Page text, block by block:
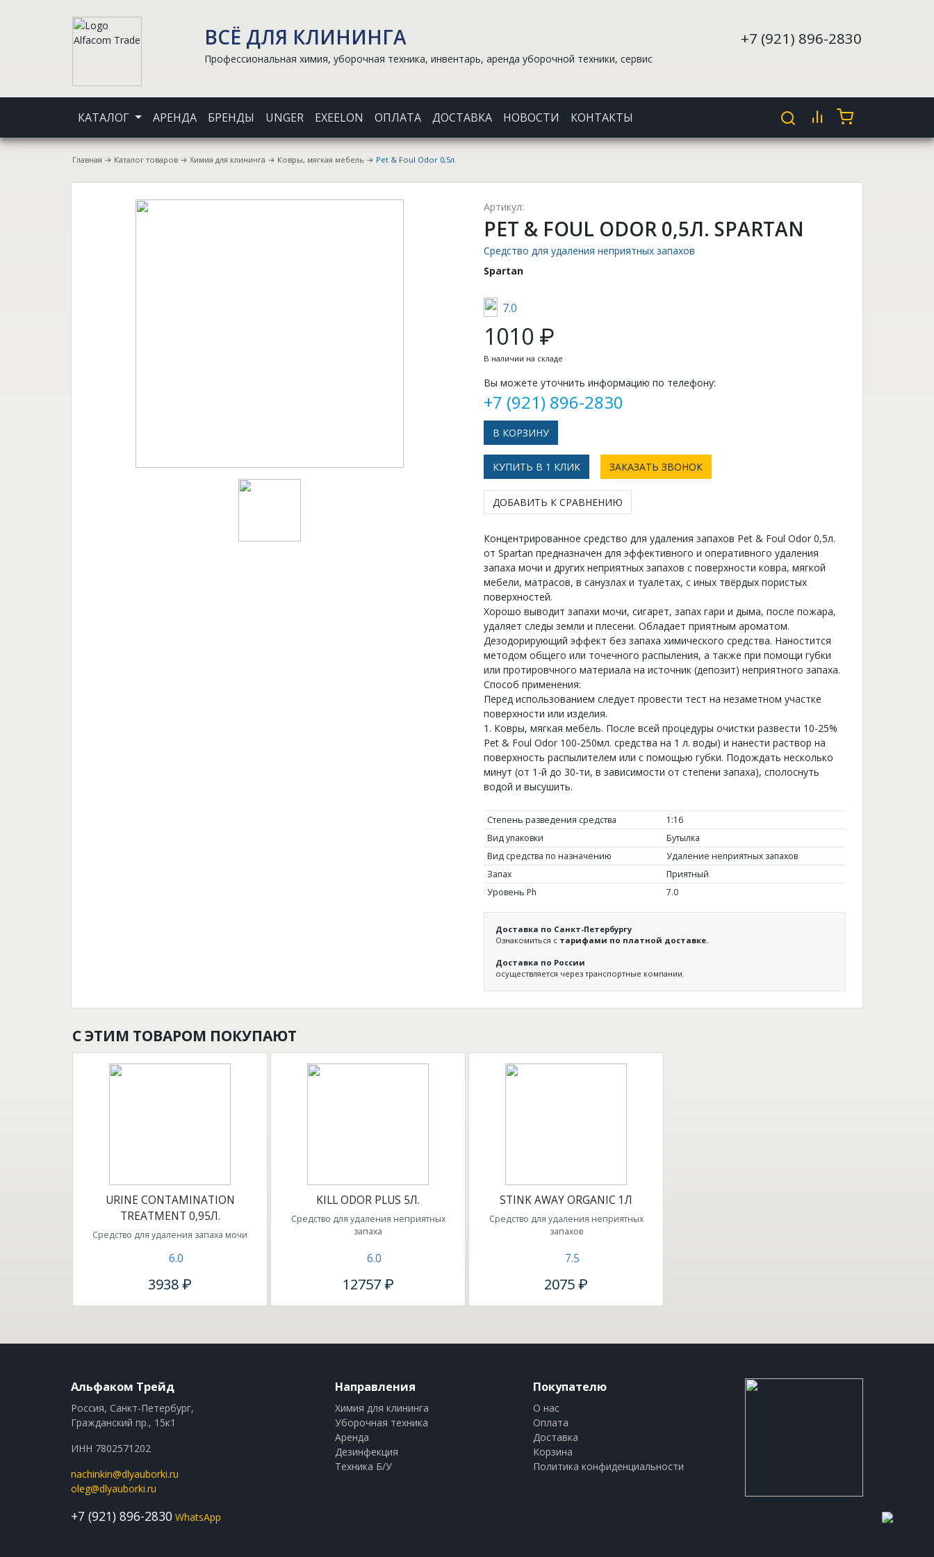
ВСЁ ДЛЯ КЛИНИНГА
Профессиональная химия, уборочная техника, инвентарь, аренда уборочной техники, сервис
+7 (921) 896-2830
КАТАЛОГ АРЕНДА БРЕНДЫ UNGER EXEELON ОПЛАТА ДОСТАВКА НОВОСТИ КОНТАКТЫ
Главная → Каталог товаров → Химия для клининга → Ковры, мягкая мебель → Pet & Foul Odor 0,5л.
Артикул:
PET & FOUL ODOR 0,5Л. SPARTAN
Средство для удаления неприятных запахов
Spartan
7.0
1010 ₽
В наличии на складе
Вы можете уточнить информацию по телефону:
+7 (921) 896-2830
КУПИТЬ В 1 КЛИК ЗАКАЗАТЬ ЗВОНОК
ДОБАВИТЬ К СРАВНЕНИЮ
Концентрированное средство для удаления запахов Pet & Foul Odor 0,5л.
от Spartan предназначен для эффективного и оперативного удаления
запаха мочи и других неприятных запахов с поверхности ковра, мягкой
мебели, матрасов, в санузлах и туалетах, с иных твёрдых пористых
поверхностей.
Хорошо выводит запахи мочи, сигарет, запах гари и дыма, после пожара,
удаляет следы земли и плесени. Обладает приятным ароматом.
Дезодорирующий эффект без запаха химического средства. Наностится
методом общего или точечного распыления, а также при помощи губки
или протировчного материала на источник (депозит) неприятного запаха.
Способ применения:
Перед использованием следует провести тест на незаметном участке
поверхности или изделия.
1. Ковры, мягкая мебель. После всей процедуры очистки развести 10-25%
Pet & Foul Odor 100-250мл. средства на 1 л. воды) и нанести раствор на
поверхность распылителем или с помощью губки. Подождать несколько
минут (от 1-й до 30-ти, в зависимости от степени запаха), сполоснуть
водой и высушить.
Степень разведения средства
1:16
Вид упаковки
Бутылка
Вид средства по назначению
Удаление неприятных запахов
Запах
Приятный
Уровень Ph
7.0
Доставка по Санкт-Петербургу
Ознакомиться с тарифами по платной доставке.
Доставка по России
осуществляется через транспортные компании.
С ЭТИМ ТОВАРОМ ПОКУПАЮТ
URINE CONTAMINATION
TREATMENT 0,95Л.
Средство для удаления запаха мочи
6.0
3938 ₽
KILL ODOR PLUS 5Л.
Средство для удаления неприятных
запаха
6.0
12757 ₽
STINK AWAY ORGANIC 1Л
Средство для удаления неприятных
запахов
7.5
2075 ₽
Альфаком Трейд
Россия, Санкт-Петербург,
Гражданский пр., 15к1
ИНН 7802571202
nachinkin@dlyauborki.ru
oleg@dlyauborki.ru
+7 (921) 896-2830 WhatsApp
Направления
Химия для клининга
Уборочная техника
Аренда
Дезинфекция
Техника Б/У
Покупателю
О нас
Оплата
Доставка
Корзина
Политика конфиденциальности